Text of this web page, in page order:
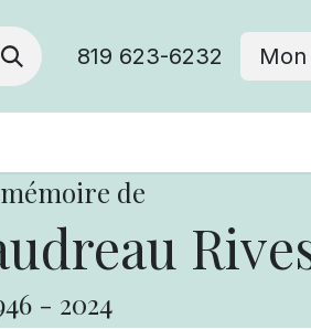
819 623-6232
de
- 2024